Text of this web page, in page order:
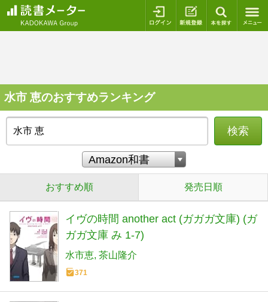
ログイン 新規登録
水市 恵のおすすめランキング
検索
おすすめ順 発売日順
イヴの時間 another act (ガガガ文庫) (ガ
ガガ文庫 み 1-7)
水市恵 茶山隆介
371